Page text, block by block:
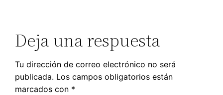
Deja una respuesta
Tu dirección de correo electrónico no será
publicada. Los campos obligatorios están
marcados con *